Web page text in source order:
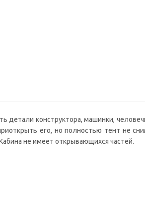
детали конструктора, машинки,
его, но полностью тент не
не имеет открывающихся частей.